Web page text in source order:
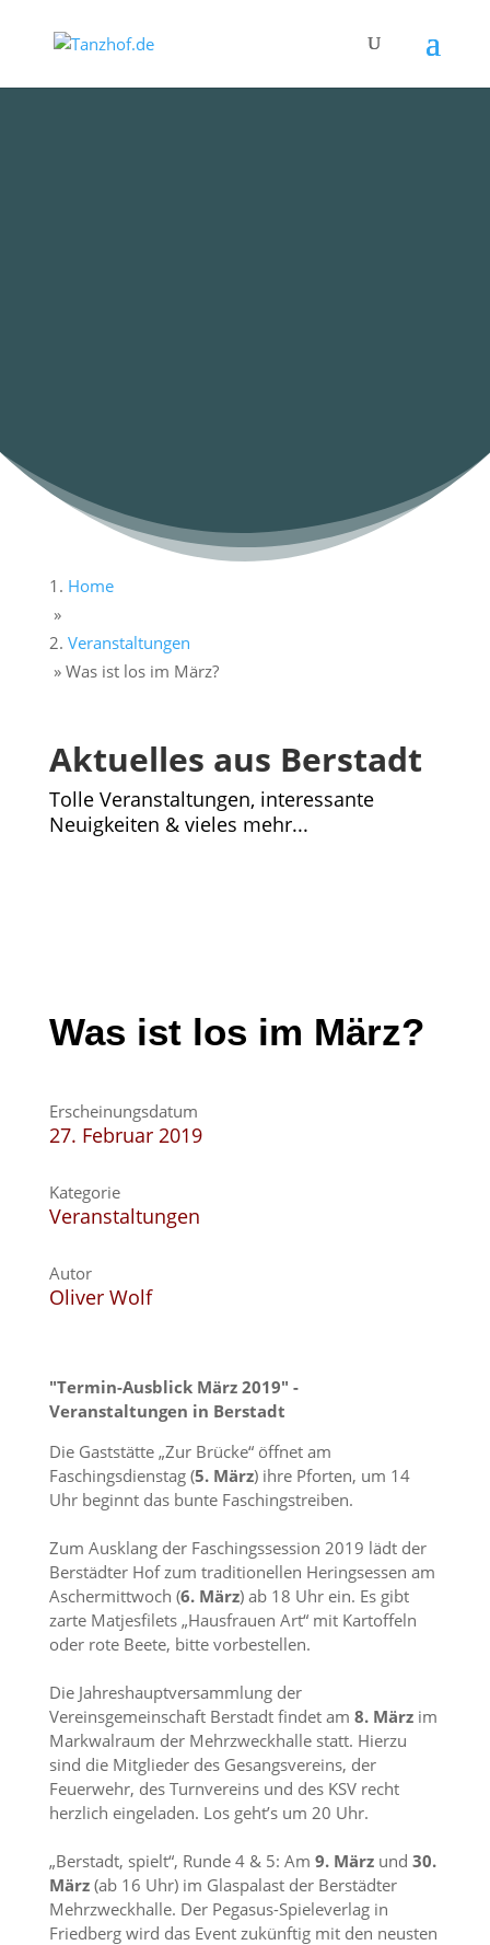
Home
»
Veranstaltungen
» Was ist los im März?
Aktuelles aus Berstadt
Tolle Veranstaltungen, interessante
Neuigkeiten & vieles mehr...
Was ist los im März?
Erscheinungsdatum
27. Februar 2019
Kategorie
Veranstaltungen
Autor
Oliver Wolf
"Termin-Ausblick März 2019" -
Veranstaltungen in Berstadt
Die Gaststätte „Zur Brücke“ öffnet am
Faschingsdienstag (5. März) ihre Pforten, um 14
Uhr beginnt das bunte Faschingstreiben.
Zum Ausklang der Faschingssession 2019 lädt der
Berstädter Hof zum traditionellen Heringsessen am
Aschermittwoch (6. März) ab 18 Uhr ein. Es gibt
zarte Matjesfilets „Hausfrauen Art“ mit Kartoffeln
oder rote Beete, bitte vorbestellen.
Die Jahreshauptversammlung der
Vereinsgemeinschaft Berstadt findet am 8. Märzim
Markwalraum der Mehrzweckhalle statt. Hierzu
sind die Mitglieder des Gesangsvereins, der
Feuerwehr, des Turnvereins und des KSV recht
herzlich eingeladen. Los geht’s um 20 Uhr.
„Berstadt, spielt“, Runde 4 & 5: Am 9. Märzund 30.
März(ab 16 Uhr) im Glaspalast der Berstädter
Mehrzweckhalle. Der Pegasus-Spieleverlag in
Friedberg wird das Event zukünftig mit den neusten